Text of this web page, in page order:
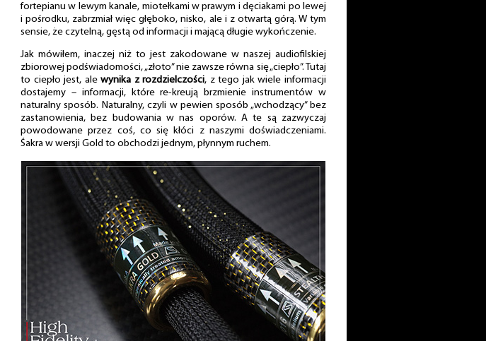
fortepianu w lewym kanale, miotełkami w prawym i dęciakami po lewej
i pośrodku, zabrzmiał więc głęboko, nisko, ale i z otwartą górą. W tym
sensie, że czytelną, gęstą od informacji i mającą długie wykończenie.
Jak mówiłem, inaczej niż to jest zakodowane w naszej audiofilskiej
zbiorowej podświadomości, „złoto” nie zawsze równa się „ciepło”. Tutaj
to ciepło jest, alewynika z rozdzielczości, z tego jak wiele informacji
dostajemy – informacji, które re-kreują brzmienie instrumentów w
naturalny sposób. Naturalny, czyli w pewien sposób „wchodzący” bez
zastanowienia, bez budowania w nas oporów. A te są zazwyczaj
powodowane przez coś, co się kłóci z naszymi doświadczeniami.
Śakra w wersji Gold to obchodzi jednym, płynnym ruchem.